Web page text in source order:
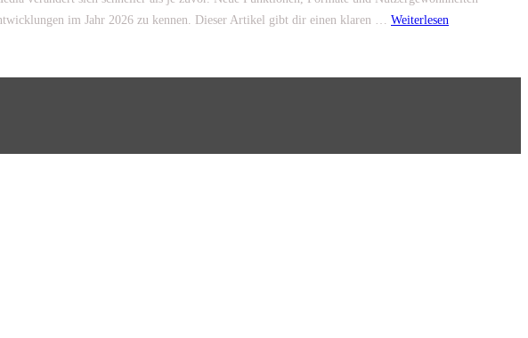
im Jahr 2026 zu kennen. Dieser Artikel gibt dir einen klaren … Weiterlesen